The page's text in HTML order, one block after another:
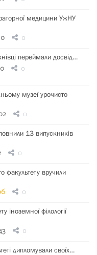
медицини УжНУ
0
переймали досвід…
0
музеї урочисто
0
13 випускників
0
факультету вручили
0
іноземної філології
0
дипломували своїх…